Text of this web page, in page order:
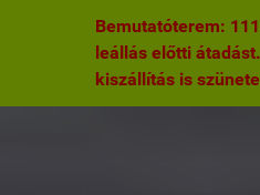
Bemutatóterem:
leállás előtti
kiszállítás is